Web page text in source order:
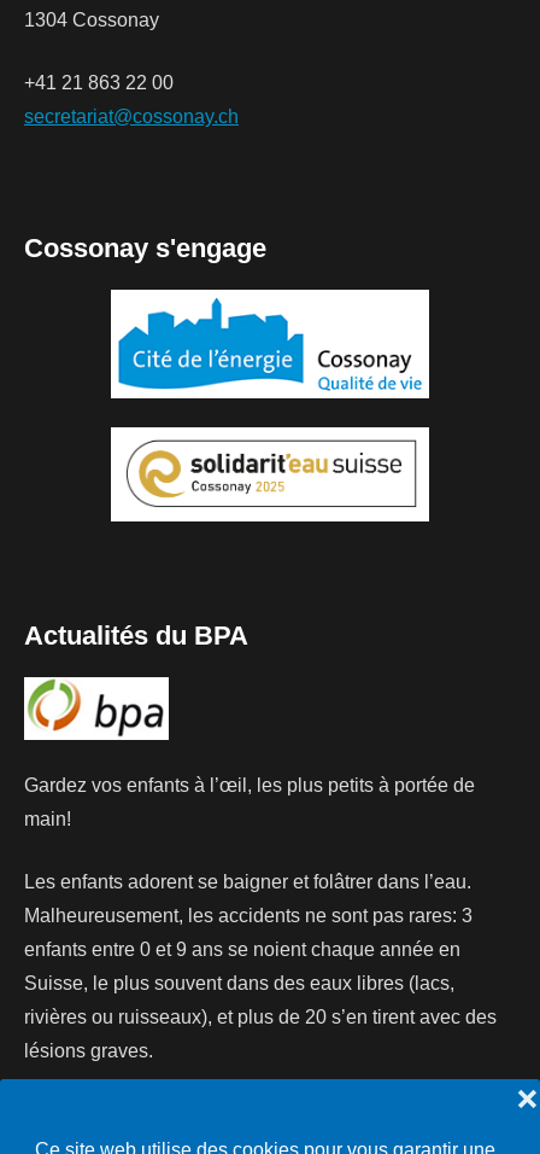
❌
1304 Cossonay
+41 21 863 22 00
secretariat@cossonay.ch
Cossonay s'engage
Actualités du BPA
Gardez vos enfants à l’œil, les plus petits à portée de
main!
Les enfants adorent se baigner et folâtrer dans l’eau.
Malheureusement, les accidents ne sont pas rares: 3
enfants entre 0 et 9 ans se noient chaque année en
Suisse, le plus souvent dans des eaux libres (lacs,
rivières ou ruisseaux), et plus de 20 s’en tirent avec des
lésions graves.